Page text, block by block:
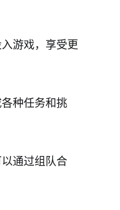
游戏，享受更
种任务和挑
通过组队合